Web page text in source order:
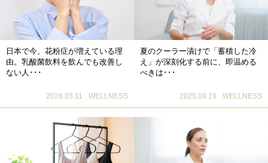
日本で今、花粉症が増えている理
由。乳酸菌飲料を飲んでも改善し
ない人･･･
2026.03.11 WELLNESS
夏のクーラー漬けで「蓄積した冷
え」が深刻化する前に、即温める
べきは･･･
2025.09.19 WELLNESS